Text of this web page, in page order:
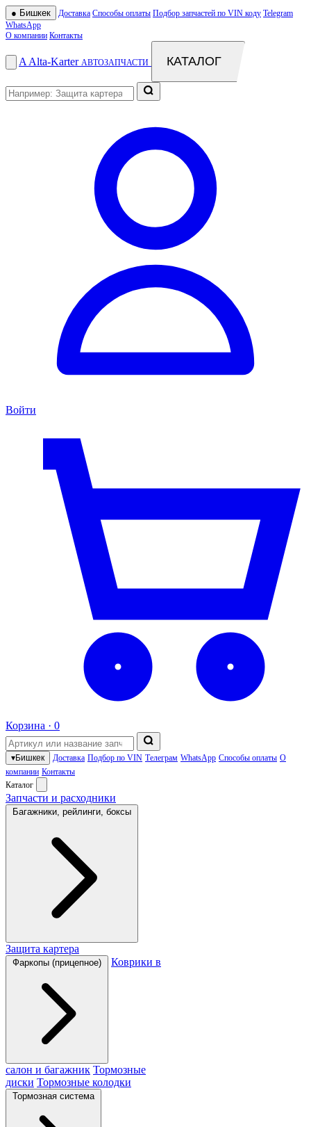
● Бишкек Доставка Способы оплаты Подбор запчастей по VIN коду Telegram
WhatsApp
О компании Контакты
A Alta-Karter АВТОЗАПЧАСТИ КАТАЛОГ
Войти
Корзина · 0
▾Бишкек Доставка Подбор по VIN Телеграм WhatsApp Способы оплаты О
компании Контакты
Каталог
Запчасти и расходники
Багажники, рейлинги, боксы
Защита картера
Фаркопы (прицепное) Коврики в
салон и багажник Тормозные
диски Тормозные колодки
Тормозная система